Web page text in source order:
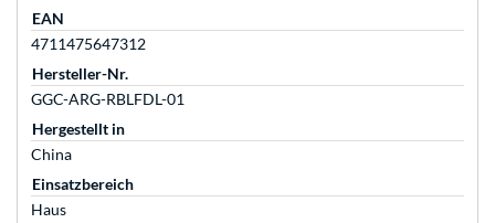
EAN
4711475647312
Hersteller-Nr.
GGC-ARG-RBLFDL-01
Hergestellt in
China
Einsatzbereich
Haus